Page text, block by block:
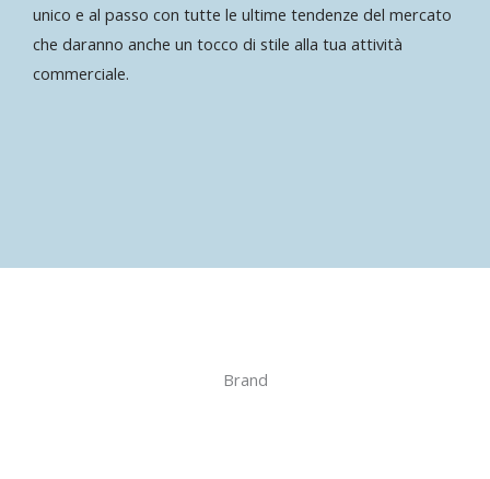
unico e al passo con tutte le ultime tendenze del mercato
che daranno anche un tocco di stile alla tua attività
commerciale.
Brand